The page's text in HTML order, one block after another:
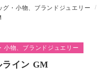
グ・小物、ブランドジュエリー
小物、ブランドジュエリー
ライン GM